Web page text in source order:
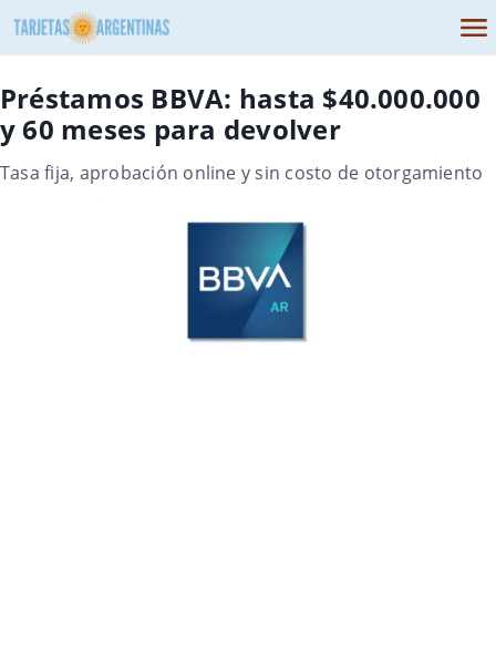
Préstamos BBVA: hasta $40.000.000
y 60 meses para devolver
Tasa fija, aprobación online y sin costo de otorgamiento